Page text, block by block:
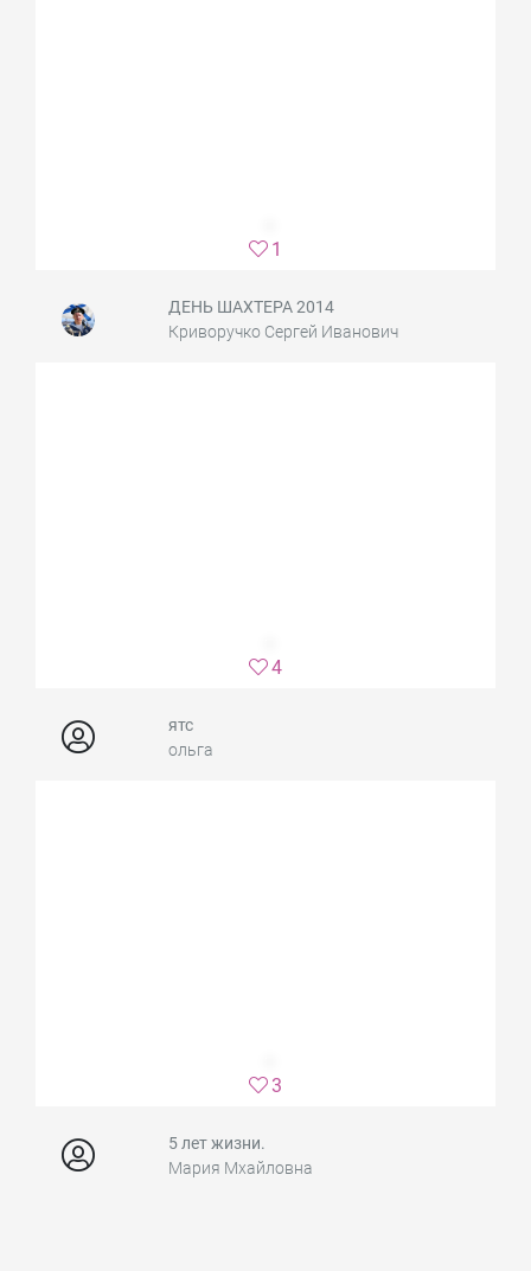
1
ДЕНЬ ШАХТЕРА 2014
Криворучко Сергей Иванович
4
ятс
ольга
3
5 лет жизни.
Мария Мхайловна